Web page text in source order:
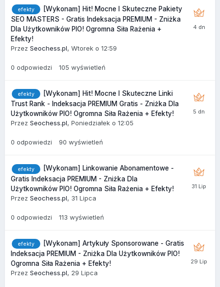
efekty
[Wykonam] Hit! Mocne I Skuteczne Pakiety
SEO MASTERS - Gratis Indeksacja PREMIUM - Zniżka
Dla Użytkowników PIO! Ogromna Siła Rażenia +
Efekty!
Przez Seochess.pl, Wtorek o 12:59
0 odpowiedzi 105 wyświetleń
efekty
[Wykonam] Hit! Mocne I Skuteczne Linki
Trust Rank - Indeksacja PREMIUM Gratis - Zniżka Dla
Użytkowników PIO! Ogromna Siła Rażenia + Efekty!
Przez Seochess.pl, Poniedziałek o 12:05
0 odpowiedzi 90 wyświetleń
efekty
[Wykonam] Linkowanie Abonamentowe -
Gratis Indeksacja PREMIUM - Zniżka Dla
Użytkowników PIO! Ogromna Siła Rażenia + Efekty!
Przez Seochess.pl, 31 Lipca
0 odpowiedzi 113 wyświetleń
efekty
[Wykonam] Artykuły Sponsorowane - Gratis
Indeksacja PREMIUM - Zniżka Dla Użytkowników PIO!
Ogromna Siła Rażenia + Efekty!
Przez Seochess.pl, 29 Lipca